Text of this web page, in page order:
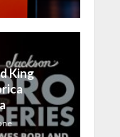
King